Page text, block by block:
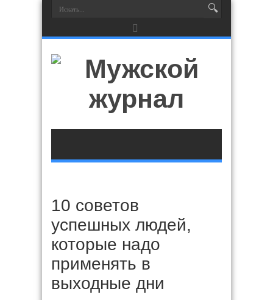
10 советов
успешных людей,
которые надо
применять в
выходные дни